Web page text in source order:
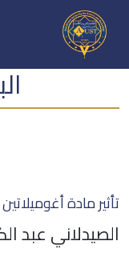
تأثير مادة
الصيدلاني عبد